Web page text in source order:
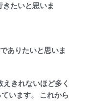
たいと思いま
ありたいと思いま
きれないほど多く
います。 これから